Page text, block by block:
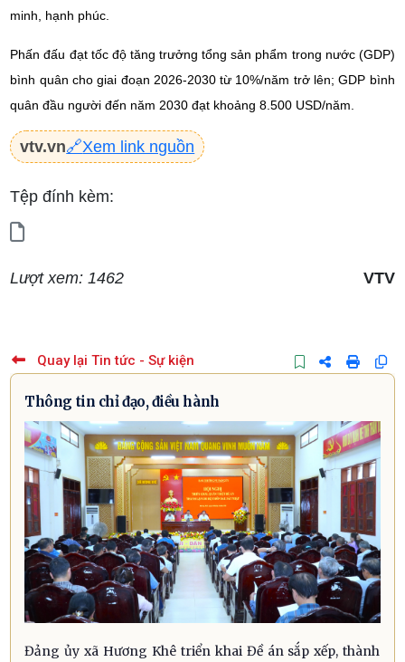
minh, hạnh phúc.
Phấn đấu đạt tốc độ tăng trưởng tổng sản phẩm trong nước (GDP)
bình quân cho giai đoạn 2026-2030 từ 10%/năm trở lên; GDP bình
quân đầu người đến năm 2030 đạt khoảng 8.500 USD/năm.
vtv.vn🔗Xem link nguồn
Tệp đính kèm:
Lượt xem: 1462 VTV
Quay lại Tin tức - Sự kiện
Thông tin chỉ đạo, điều hành
Đảng ủy xã Hương Khê triển khai Đề án sắp xếp, thành